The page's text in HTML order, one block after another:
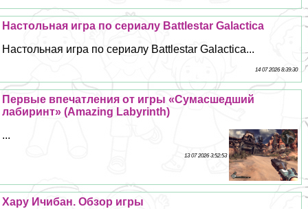
Настольная игра по сериалу Battlestar Galactica
Настольная игра по сериалу Battlestar Galactica...
14 07 2026 8:39:30
Первые впечатления от игры «Cyмacшедший
лабиринт» (Amazing Labyrinth)
...
13 07 2026 3:52:53
Хару Ичибан. Обзор игры